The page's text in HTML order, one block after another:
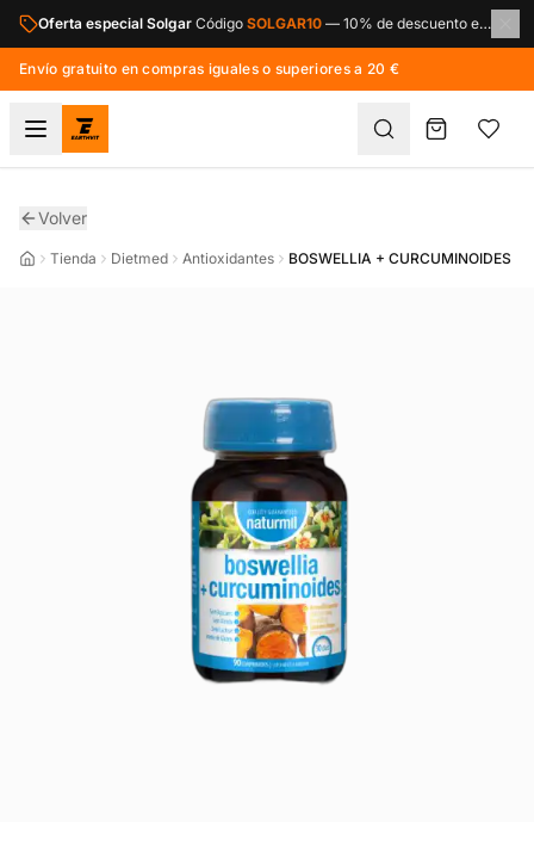
Saltar al contenido principal
Oferta especial Solgar Código SOLGAR10 — 10% de descuento en toda la marca Solgar.
Envío gratuito en compras iguales o superiores a 20 €
Volver
Tienda Dietmed Antioxidantes BOSWELLIA + CURCUMINOIDES